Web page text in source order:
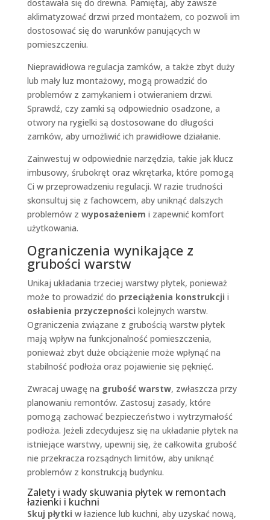
dostawała się do drewna. Pamiętaj, aby zawsze
aklimatyzować drzwi przed montażem, co pozwoli im
dostosować się do warunków panujących w
pomieszczeniu.
Nieprawidłowa regulacja zamków, a także zbyt duży
lub mały luz montażowy, mogą prowadzić do
problemów z zamykaniem i otwieraniem drzwi.
Sprawdź, czy zamki są odpowiednio osadzone, a
otwory na rygielki są dostosowane do długości
zamków, aby umożliwić ich prawidłowe działanie.
Zainwestuj w odpowiednie narzędzia, takie jak klucz
imbusowy, śrubokręt oraz wkrętarka, które pomogą
Ci w przeprowadzeniu regulacji. W razie trudności
skonsultuj się z fachowcem, aby uniknąć dalszych
problemów z wyposażeniem i zapewnić komfort
użytkowania.
Ograniczenia wynikające z
grubości warstw
Unikaj układania trzeciej warstwy płytek, ponieważ
może to prowadzić do przeciążenia konstrukcji i
osłabienia przyczepności kolejnych warstw.
Ograniczenia związane z grubością warstw płytek
mają wpływ na funkcjonalność pomieszczenia,
ponieważ zbyt duże obciążenie może wpłynąć na
stabilność podłoża oraz pojawienie się pęknięć.
Zwracaj uwagę na grubość warstw, zwłaszcza przy
planowaniu remontów. Zastosuj zasady, które
pomogą zachować bezpieczeństwo i wytrzymałość
podłoża. Jeżeli zdecydujesz się na układanie płytek na
istniejące warstwy, upewnij się, że całkowita grubość
nie przekracza rozsądnych limitów, aby uniknąć
problemów z konstrukcją budynku.
Zalety i wady skuwania płytek w remontach
łazienki i kuchni
Skuj płytki w łazience lub kuchni, aby uzyskać nową,